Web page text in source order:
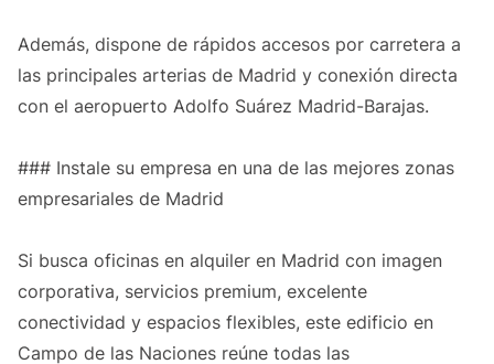
Además, dispone de rápidos accesos por carretera a
las principales arterias de Madrid y conexión directa
con el aeropuerto Adolfo Suárez Madrid-Barajas.
### Instale su empresa en una de las mejores zonas
empresariales de Madrid
Si busca oficinas en alquiler en Madrid con imagen
corporativa, servicios premium, excelente
conectividad y espacios flexibles, este edificio en
Campo de las Naciones reúne todas las